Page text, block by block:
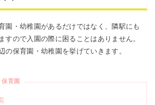
園・幼稚園があるだけではなく、隣駅にも
すので入園の際に困ることはありません。
の保育園・幼稚園を挙げていきます。
育園